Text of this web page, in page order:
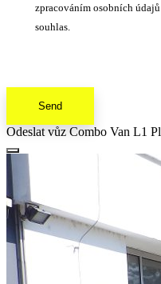
zpracováním osobních
souhlas.
Send
Odeslat vůz Combo Van L1